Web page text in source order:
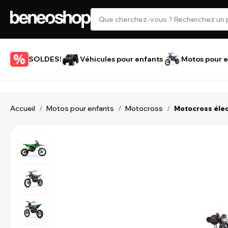
SOLDES! Véhicules pour enfants Motos pour
Accueil / Motos pour enfants / Motocross / Motocross